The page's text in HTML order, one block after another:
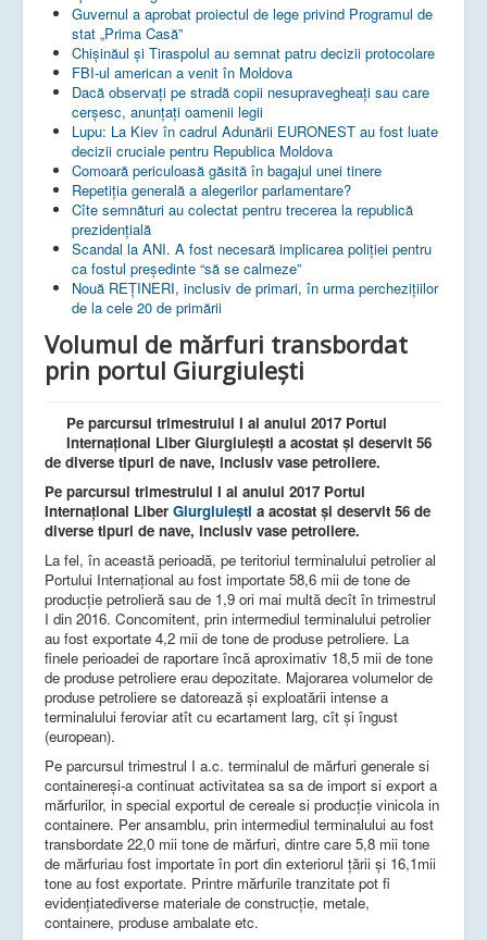
Guvernul a aprobat proiectul de lege privind Programul de
stat „Prima Casă”
Chișinăul și Tiraspolul au semnat patru decizii protocolare
FBI-ul american a venit în Moldova
Dacă observați pe stradă copii nesupravegheați sau care
cerșesc, anunțați oamenii legii
Lupu: La Kiev în cadrul Adunării EURONEST au fost luate
decizii cruciale pentru Republica Moldova
Comoară periculoasă găsită în bagajul unei tinere
Repetiția generală a alegerilor parlamentare?
Cîte semnături au colectat pentru trecerea la republică
prezidențială
Scandal la ANI. A fost necesară implicarea poliției pentru
ca fostul președinte “să se calmeze”
Nouă REȚINERI, inclusiv de primari, în urma perchezițiilor
de la cele 20 de primării
Volumul de mărfuri transbordat
prin portul Giurgiulești
Pe parcursul trimestrului I al anului 2017 Portul
Internațional Liber Giurgiulești a acostat și deservit 56
de diverse tipuri de nave, inclusiv vase petroliere.
Pe parcursul trimestrului I al anului 2017 Portul
Internațional Liber Giurgiulești a acostat și deservit 56 de
diverse tipuri de nave, inclusiv vase petroliere.
La fel, în această perioadă, pe teritoriul terminalului petrolier al
Portului Internaţional au fost importate 58,6 mii de tone de
producție petrolieră sau de 1,9 ori mai multă decît în trimestrul
I din 2016. Concomitent, prin intermediul terminalului petrolier
au fost exportate 4,2 mii de tone de produse petroliere. La
finele perioadei de raportare încă aproximativ 18,5 mii de tone
de produse petroliere erau depozitate. Majorarea volumelor de
produse petroliere se datorează și exploatării intense a
terminalului feroviar atît cu ecartament larg, cît și îngust
(european).
Pe parcursul trimestrul I a.c. terminalul de mărfuri generale si
containereși-a continuat activitatea sa sa de import si export a
mărfurilor, in special exportul de cereale si producție vinicola in
containere. Per ansamblu, prin intermediul terminalului au fost
transbordate 22,0 mii tone de mărfuri, dintre care 5,8 mii tone
de mărfuriau fost importate în port din exteriorul țării și 16,1mii
tone au fost exportate. Printre mărfurile tranzitate pot fi
evidențiatediverse materiale de construcție, metale,
containere, produse ambalate etc.